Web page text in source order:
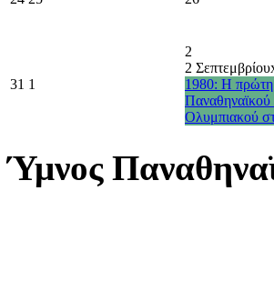
31 1
2
2 Σεπτεμβρίου
1980: Η πρώτη
Παναθηναϊκού
Ολυμπιακού
Ύμνος